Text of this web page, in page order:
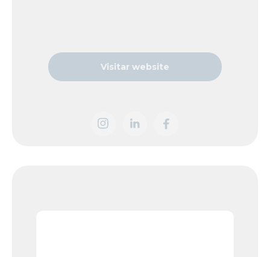
Visitar website